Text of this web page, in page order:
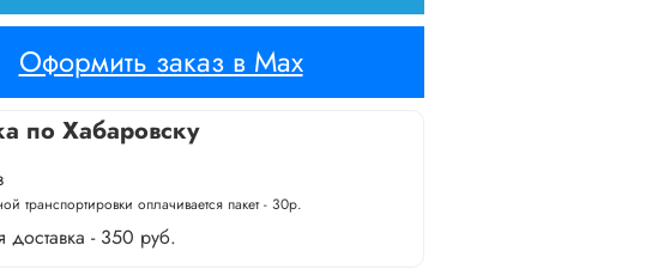
Оформить заказ в Max
по Хабаровску
транспортировки оплачивается пакет - 30р.
доставка - 350 руб.